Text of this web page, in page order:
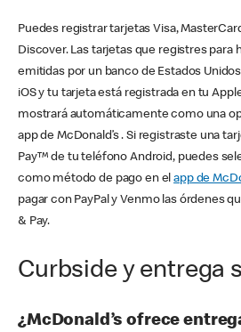
Puedes registrar tarjetas Visa,
Discover. Las tarjetas que registres para
emitidas por un banco de Estados
iOS y tu tarjeta está registrada en tu
mostrará automáticamente como una
app de McDonald’s . Si registraste una
Pay™ de tu teléfono Android, puedes
como método de pago en elapp de
pagar con PayPal y Venmo las órdenes
& Pay.
Curbside y entrega
¿McDonald’s ofrece